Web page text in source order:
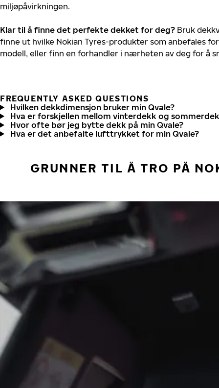
miljøpåvirkningen.
Klar til å finne det perfekte dekket for deg? Bruk
finne ut hvilke Nokian Tyres-produkter som anbefales
modell, eller finn en forhandler i nærheten av deg for å
FREQUENTLY ASKED QUESTIONS
Hvilken dekkdimensjon bruker min Qvale?
Hva er forskjellen mellom vinterdekk og
Hvor ofte bør jeg bytte dekk på min Qvale?
Hva er det anbefalte lufttrykket for min Qvale?
GRUNNER TIL Å TRO PÅ